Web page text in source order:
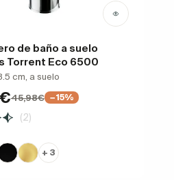
de baño a suelo
Torrent Eco 6500
cm, a suelo
45,98€ −15%
(2)
+ 3